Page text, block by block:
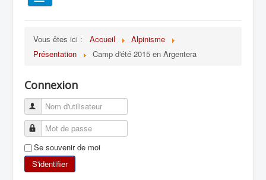
TOUT SUR LE GUMS
ESCALADE
ALPINISME
SKI DE RANDONNÉE
Vous êtes ici : Accueil
Alpinisme
Présentation
Camp d'été 2015 en Argentera
Connexion
Se souvenir de moi
S'identifier